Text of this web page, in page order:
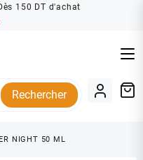
150 DT d'achat
Rechercher
NIGHT 50 ML